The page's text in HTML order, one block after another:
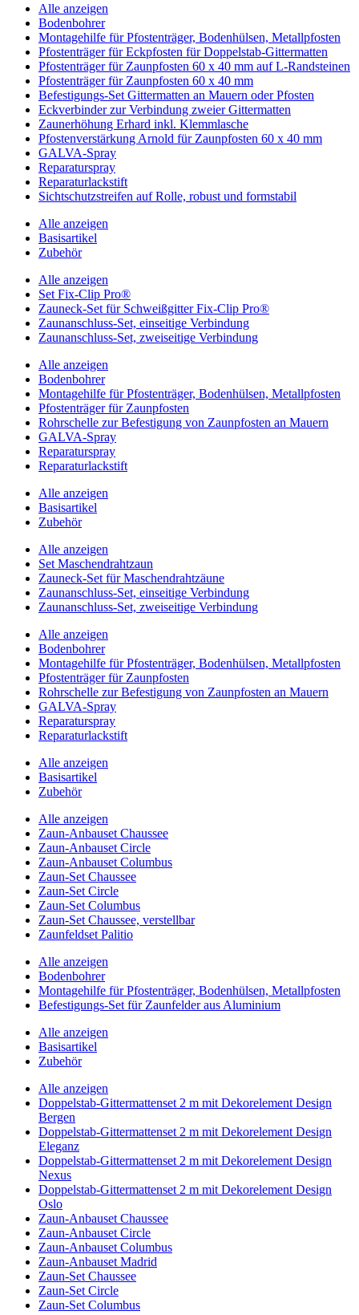
Alle anzeigen
Bodenbohrer
Montagehilfe für Pfostenträger, Bodenhülsen, Metallpfosten
Pfostenträger für Eckpfosten für Doppelstab-Gittermatten
Pfostenträger für Zaunpfosten 60 x 40 mm auf L-Randsteinen
Pfostenträger für Zaunpfosten 60 x 40 mm
Befestigungs-Set Gittermatten an Mauern oder Pfosten
Eckverbinder zur Verbindung zweier Gittermatten
Zaunerhöhung Erhard inkl. Klemmlasche
Pfostenverstärkung Arnold für Zaunpfosten 60 x 40 mm
GALVA-Spray
Reparaturspray
Reparaturlackstift
Sichtschutzstreifen auf Rolle, robust und formstabil
Alle anzeigen
Basisartikel
Zubehör
Alle anzeigen
Set Fix-Clip Pro®
Zauneck-Set für Schweißgitter Fix-Clip Pro®
Zaunanschluss-Set, einseitige Verbindung
Zaunanschluss-Set, zweiseitige Verbindung
Alle anzeigen
Bodenbohrer
Montagehilfe für Pfostenträger, Bodenhülsen, Metallpfosten
Pfostenträger für Zaunpfosten
Rohrschelle zur Befestigung von Zaunpfosten an Mauern
GALVA-Spray
Reparaturspray
Reparaturlackstift
Alle anzeigen
Basisartikel
Zubehör
Alle anzeigen
Set Maschendrahtzaun
Zauneck-Set für Maschendrahtzäune
Zaunanschluss-Set, einseitige Verbindung
Zaunanschluss-Set, zweiseitige Verbindung
Alle anzeigen
Bodenbohrer
Montagehilfe für Pfostenträger, Bodenhülsen, Metallpfosten
Pfostenträger für Zaunpfosten
Rohrschelle zur Befestigung von Zaunpfosten an Mauern
GALVA-Spray
Reparaturspray
Reparaturlackstift
Alle anzeigen
Basisartikel
Zubehör
Alle anzeigen
Zaun-Anbauset Chaussee
Zaun-Anbauset Circle
Zaun-Anbauset Columbus
Zaun-Set Chaussee
Zaun-Set Circle
Zaun-Set Columbus
Zaun-Set Chaussee, verstellbar
Zaunfeldset Palitio
Alle anzeigen
Bodenbohrer
Montagehilfe für Pfostenträger, Bodenhülsen, Metallpfosten
Befestigungs-Set für Zaunfelder aus Aluminium
Alle anzeigen
Basisartikel
Zubehör
Alle anzeigen
Doppelstab-Gittermattenset 2 m mit Dekorelement Design
Bergen
Doppelstab-Gittermattenset 2 m mit Dekorelement Design
Eleganz
Doppelstab-Gittermattenset 2 m mit Dekorelement Design
Nexus
Doppelstab-Gittermattenset 2 m mit Dekorelement Design
Oslo
Zaun-Anbauset Chaussee
Zaun-Anbauset Circle
Zaun-Anbauset Columbus
Zaun-Anbauset Madrid
Zaun-Set Chaussee
Zaun-Set Circle
Zaun-Set Columbus